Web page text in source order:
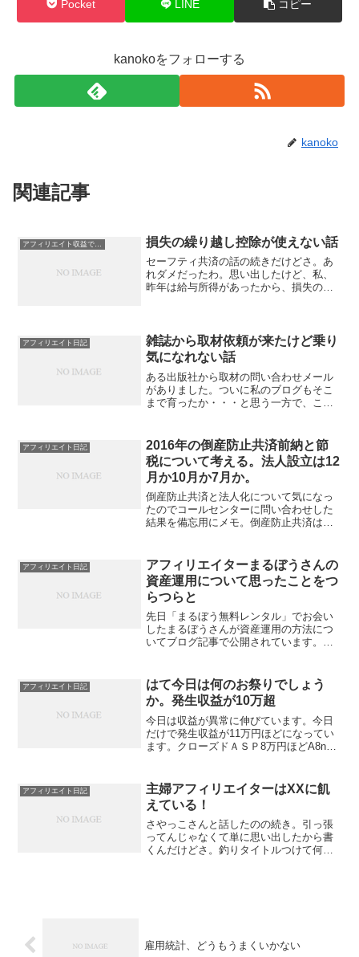
Pocket LINE コピー
kanokoをフォローする
kanoko
関連記事
損失の繰り越し控除が使えない話
セーフティ共済の話の続きだけどさ。あ
れダメだったわ。思い出したけど、私、
昨年は給与所得があったから、損失の繰
ゃなく、私の状況での...
アフィリエイト日記
雑誌から取材依頼が来たけど乗り
気になれない話
ある出版社から取材の問い合わせメール
がありました。ついに私のブログもそこ
まで育ったか・・・と思う一方で、この
られるのかまたどんなモチベーションで
記事を書き続けていらっし...
アフィリエイト日記
2016年の倒産防止共済前納と節
税について考える。法人設立は12
月か10月か7月か。
倒産防止共済と法人化について気になっ
たのでコールセンターに問い合わせした
結果を備忘用にメモ。倒産防止共済は
年に法人設立予定。わかんなかったこ
と。↓・...
アフィリエイト日記
アフィリエイターまるぼうさんの
資産運用について思ったことをつ
らつらと
先日「まるぼう無料レンタル」でお会い
したまるぼうさんが資産運用の方法につ
いてブログ記事で公開されています。お
いて、記事を拝見して、あと、直接お会
いして感じたことをまとめ...
アフィリエイト日記
はて今日は何のお祭りでしょう
か。発生収益が10万超
今日は収益が異常に伸びています。今日
だけで発生収益が11万円ほどになってい
ます。クローズドＡＳＰ8万円ほどA8net
いよね？びっくりします。昨日まで無風
だったの...
アフィリエイト日記
主婦アフィリエイターはXXに飢
えている！
さやっこさんと話したのの続き。引っ張
ってんじゃなくて単に思い出したから書
くんだけどさ。釣りタイトルつけて何が
雇用統計、どうもうまくいかない